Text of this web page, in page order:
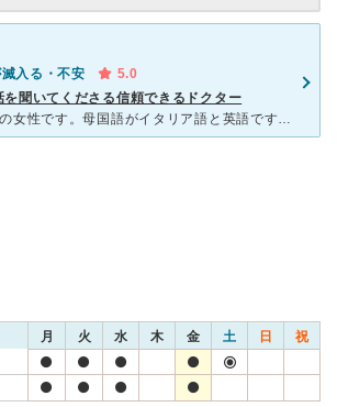
入る・不安
5.0
聞いてくださる信頼できるドクター
日本に来て2年ほどの女性です。母国語がイタリア語と英語です。 ストレスを抱えながら仕事をして辛かったです。このドクターに出会えてよかったです。 気持ちに寄り添って話を聞いてくださり、短期的
月 火 水 木 金 土 日 祝